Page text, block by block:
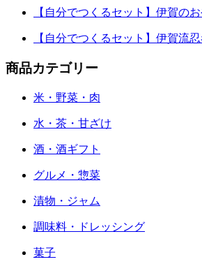
【自分でつくるセット】伊賀の
【自分でつくるセット】伊賀流
商品カテゴリー
米・野菜・肉
水・茶・甘ざけ
酒・酒ギフト
グルメ・惣菜
漬物・ジャム
調味料・ドレッシング
菓子